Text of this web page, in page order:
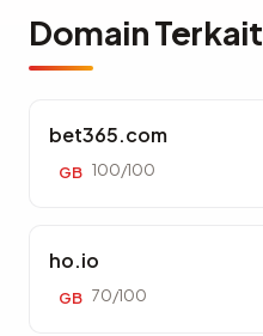
Domain Terkait
bet365.com
GB 100/100
ho.io
GB 70/100